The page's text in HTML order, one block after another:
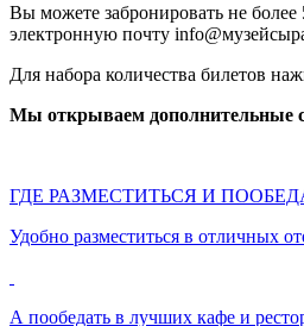
Вы можете забронировать не
электронную почту
Для набора количества билетов
Мы открываем дополнительные
ГДЕ РАЗМЕСТИТЬСЯ И
Удобно разместиться в отличных
А пообедать в лучших кафе и